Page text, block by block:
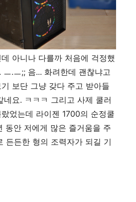
아니나 다를까 처음에 걱정했
ㅡ.ㅡ;; 음... 화려한데 괜찮냐고
보단 그냥 갖다 주고 받아들
네요. ㅋㅋㅋ 그리고 사제 쿨러
었는데 라이젠 1700의 순정쿨
동안 저에게 많은 즐거움을 주
든든한 형의 조력자가 되길 기